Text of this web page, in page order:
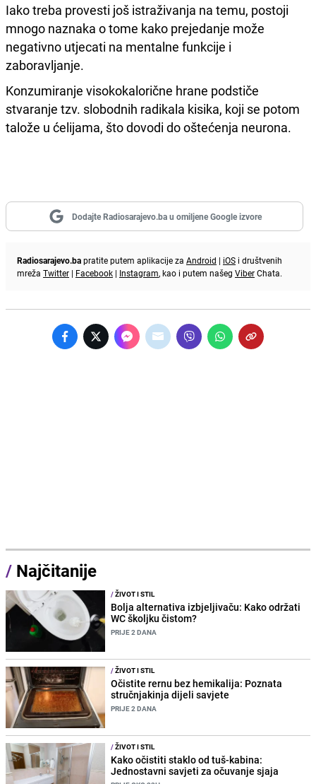
Iako treba provesti još istraživanja na temu, postoji
mnogo naznaka o tome kako prejedanje može
negativno utjecati na mentalne funkcije i
zaboravljanje.
Konzumiranje visokokalorične hrane podstiče
stvaranje tzv. slobodnih radikala kisika, koji se potom
talože u ćelijama, što dovodi do oštećenja neurona.
Dodajte Radiosarajevo.ba u omiljene Google izvore
Radiosarajevo.bapratite putem aplikacije za Android | iOS i društvenih
mreža Twitter | Facebook | Instagram, kao i putem našeg ViberChata.
/ Najčitanije
/ŽIVOT I STIL
Bolja alternativa izbjeljivaču: Kako održati
WC školjku čistom?
PRIJE 2 DANA
/ŽIVOT I STIL
Očistite rernu bez hemikalija: Poznata
stručnjakinja dijeli savjete
PRIJE 2 DANA
/ŽIVOT I STIL
Kako očistiti staklo od tuš-kabina:
Jednostavni savjeti za očuvanje sjaja